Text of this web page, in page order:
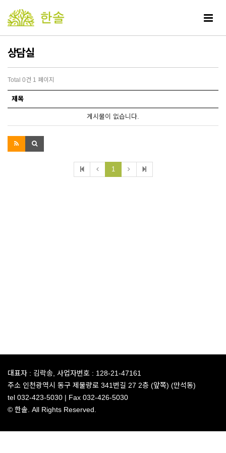
Toggle
상담실
Total 0건 1 페이지
제목
게시물이 없습니다.
1
대표자 : 김락송, 사업자번호 : 128-21-47161
주소 인천광역시 동구 제물량로 341번길 27 2층 (앞쪽) (만석동)
tel 032-423-5030 | Fax 032-426-5030
© 한솔. All Rights Reserved.